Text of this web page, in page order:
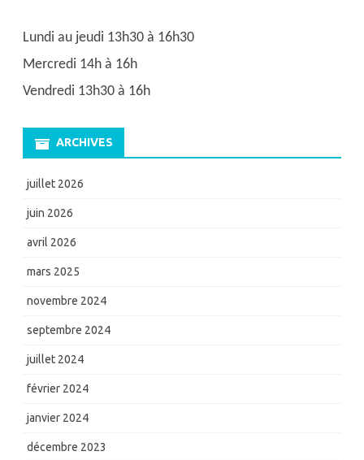
Lundi au jeudi 13h30 à 16h30
Mercredi 14h à 16h
Vendredi 13h30 à 16h
ARCHIVES
juillet 2026
juin 2026
avril 2026
mars 2025
novembre 2024
septembre 2024
juillet 2024
février 2024
janvier 2024
décembre 2023